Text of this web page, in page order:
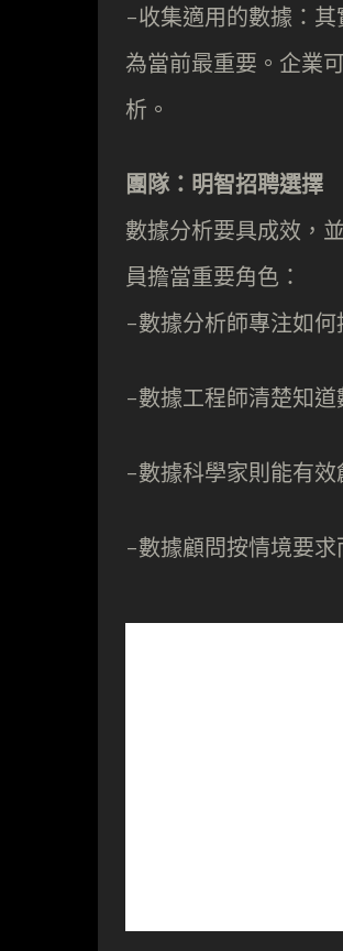
-收集適用的數據：其
為當前最重要。企業
析。
團隊：明智招聘選擇
數據分析要具成效，
員擔當重要角色：
-數據分析師專注如何
-數據工程師清楚知道
-數據科學家則能有效
-數據顧問按情境要求